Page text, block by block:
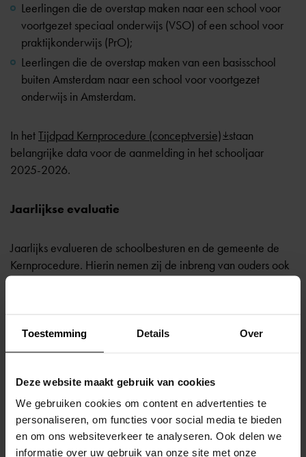
Toestemming Details Over
Deze website maakt gebruik van cookies
We gebruiken cookies om content en advertenties te
personaliseren, om functies voor social media te bieden
en om ons websiteverkeer te analyseren. Ook delen we
informatie over uw gebruik van onze site met onze
Leerlingen die de overstap maken naar een school voor
voortgezet speciaal onderwijs (VSO) of een school voor
praktijkonderwijs (PrO);
Leerlingen die de overstap maken van een basisschool
buiten Amsterdam naar een school voor voortgezet
onderwijs in Amsterdam.
In hetTijdpad Kernprocedure (conceptversie) staan
belangrijke data voor de aanmelding in het schooljaar
2025-2026.
Jaarlijkse evaluatie
Jaarlijks evalueren de schoolbesturen en de gemeente de
Kernprocedure. Hierin nemen zij de inbreng van ouders ook
Kernprocedure 2025-2026 met acht bijlagen
december 2025)
Bijlage 1:Tijdpad Kernprocedure (conceptversie) 2025
Bijlage 2:Procesomschrijving Kernprocedure Overstap